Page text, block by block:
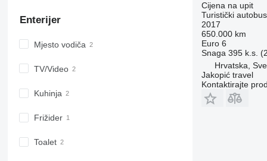
Enterijer
Mјesto vodiča
TV/Video
Kuhinja
Frižider
Toalet
Cijena na upit
Turistički autobus
2017
650.000 km
Euro 6
Snaga 395 k.s.
Hrvatska,
Jakopić travel
Kontaktirajte